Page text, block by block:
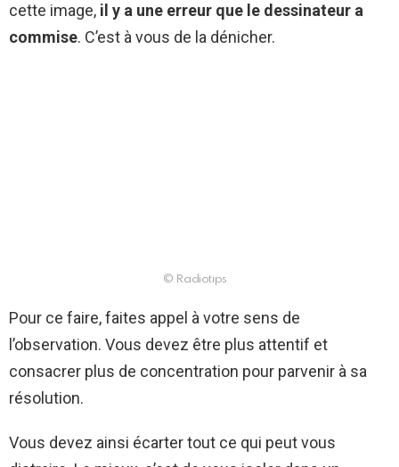
cette image, il y a une erreur que le dessinateur a
commise. C’est à vous de la dénicher.
© Radiotips
Pour ce faire, faites appel à votre sens de
l’observation. Vous devez être plus attentif et
consacrer plus de concentration pour parvenir à sa
résolution.
Vous devez ainsi écarter tout ce qui peut vous